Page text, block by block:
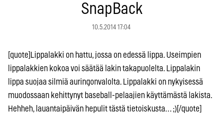
SnapBack
10.5.2014 17:04
[quote]Lippalakki on hattu, jossa on edessä lippa. Useimpien
lippalakkien kokoa voi säätää lakin takapuolelta. Lippalakin
lippa suojaa silmiä auringonvalolta. Lippalakki on nykyisessä
muodossaan kehittynyt baseball-pelaajien käyttämästä lakista.
Hehheh, lauantaipäivän hepulit tästä tietoiskusta… ;)[/quote]